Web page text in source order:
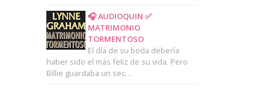
🎧 AUDIOQUIN ✅
MATRIMONIO
TORMENTOSO
El día de su boda debería
haber sido el más feliz de su vida. Pero
Billie guardaba un sec…